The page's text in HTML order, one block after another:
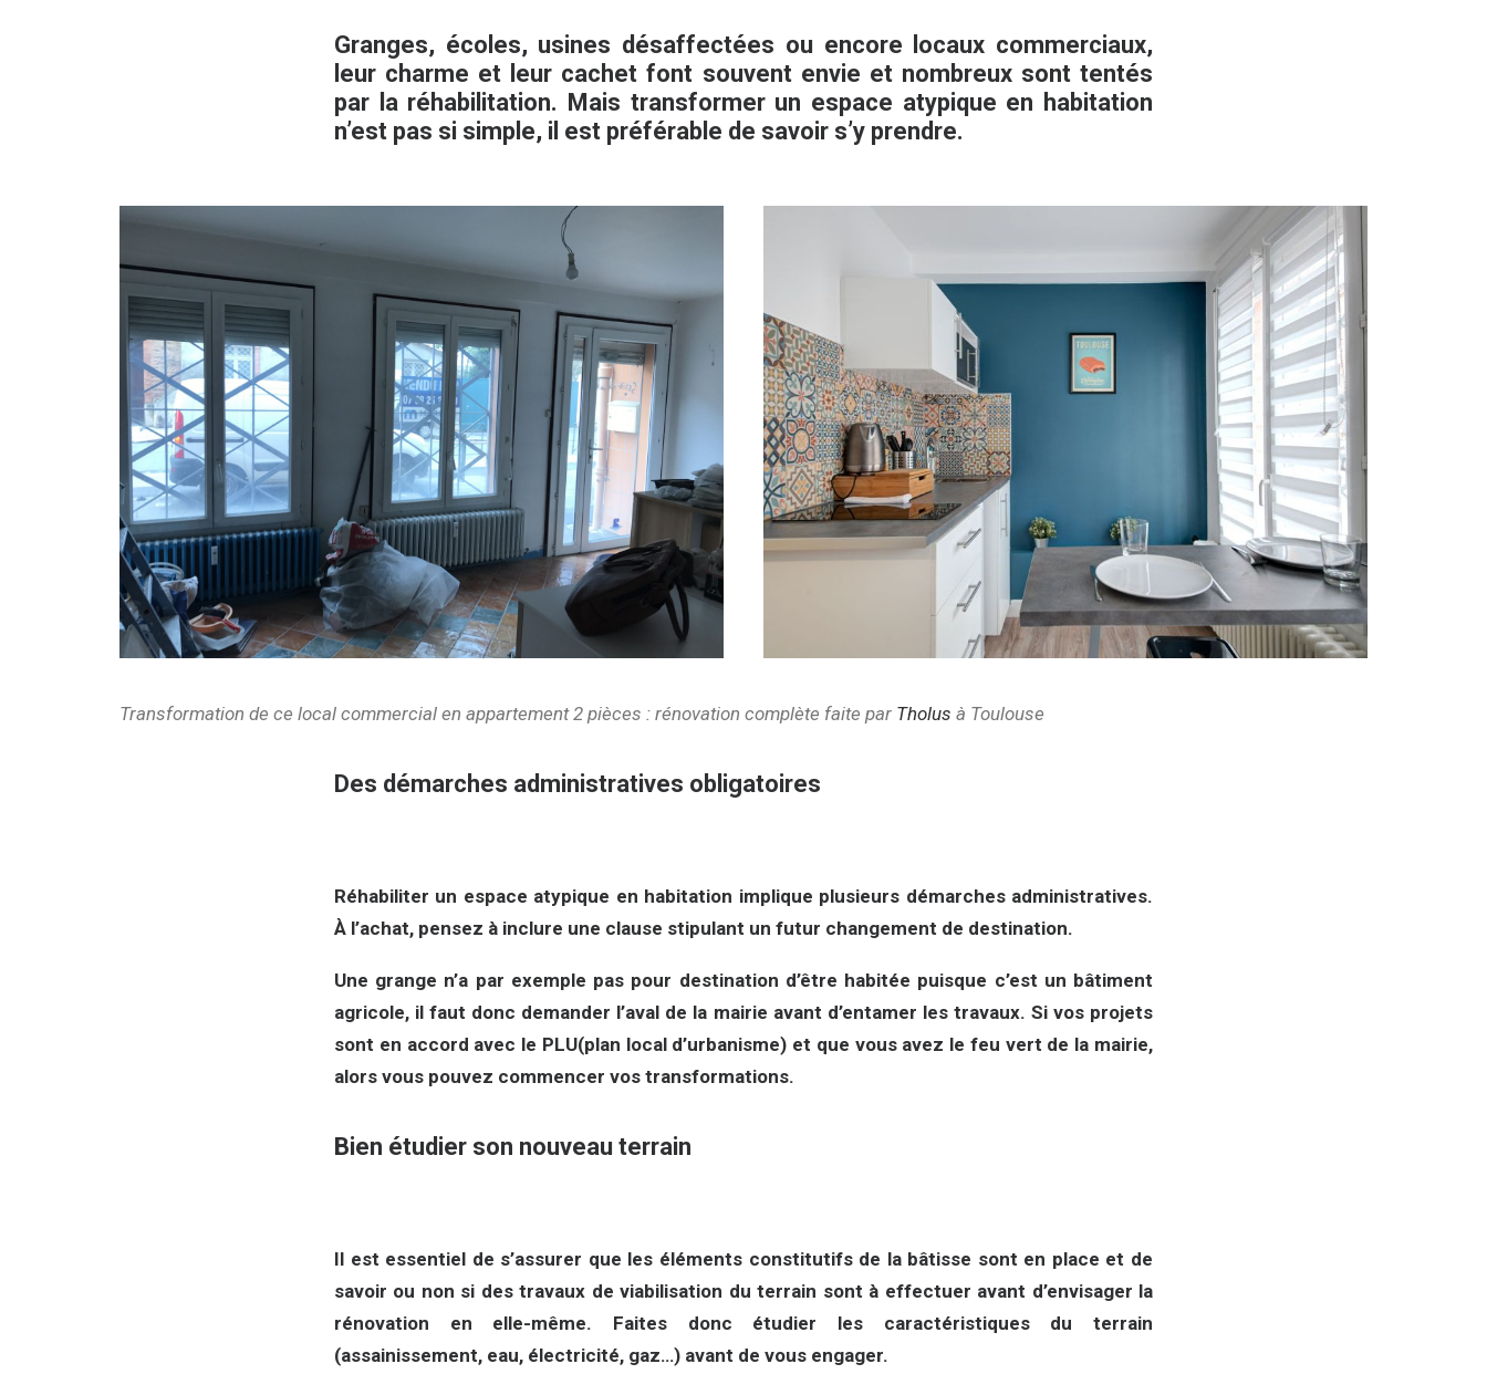
Granges, écoles, usines désaffectées ou encore locaux commerciaux,
leur charme et leur cachet font souvent envie et nombreux sont tentés
par la réhabilitation. Mais transformer un espace atypique en habitation
n’est pas si simple, il est préférable de savoir s’y prendre.
Transformation de ce local commercial en appartement 2 pièces : rénovation complète faite par Tholus à Toulouse
Des démarches administratives obligatoires
Réhabiliter un espace atypique en habitation implique plusieurs démarches administratives.
À l’achat, pensez à inclure une clause stipulant un futur changement de destination.
Une grange n’a par exemple pas pour destination d’être habitée puisque c’est un bâtiment
agricole, il faut donc demander l’aval de la mairie avant d’entamer les travaux. Si vos projets
sont en accord avec le PLU(plan local d’urbanisme) et que vous avez le feu vert de la mairie,
alors vous pouvez commencer vos transformations.
Bien étudier son nouveau terrain
Il est essentiel de s’assurer que les éléments constitutifs de la bâtisse sont en place et de
savoir ou non si des travaux de viabilisation du terrain sont à effectuer avant d’envisager la
rénovation en elle-même. Faites donc étudier les caractéristiques du terrain
(assainissement, eau, électricité, gaz…) avant de vous engager.